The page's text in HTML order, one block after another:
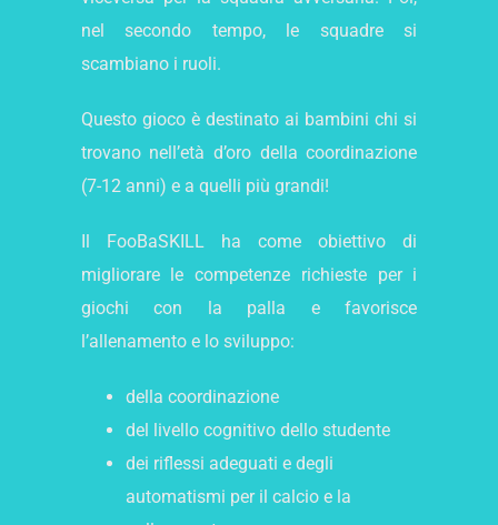
nel secondo tempo, le squadre si
scambiano i ruoli.
Questo gioco è destinato ai bambini chi si
trovano nell’età d’oro della coordinazione
(7-12 anni) e a quelli più grandi!
Il FooBaSKILL ha come obiettivo di
migliorare le competenze richieste per i
giochi con la palla e favorisce
l’allenamento e lo sviluppo:
della coordinazione
del livello cognitivo dello studente
dei riflessi adeguati e degli
automatismi per il calcio e la